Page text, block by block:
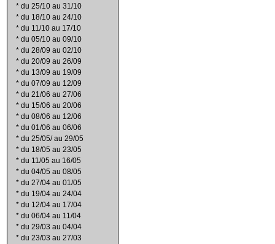
* du 25/10 au 31/10
* du 18/10 au 24/10
* du 11/10 au 17/10
* du 05/10 au 09/10
* du 28/09 au 02/10
* du 20/09 au 26/09
* du 13/09 au 19/09
* du 07/09 au 12/09
* du 21/06 au 27/06
* du 15/06 au 20/06
* du 08/06 au 12/06
* du 01/06 au 06/06
* du 25/05/ au 29/05
* du 18/05 au 23/05
* du 11/05 au 16/05
* du 04/05 au 08/05
* du 27/04 au 01/05
* du 19/04 au 24/04
* du 12/04 au 17/04
* du 06/04 au 11/04
* du 29/03 au 04/04
* du 23/03 au 27/03